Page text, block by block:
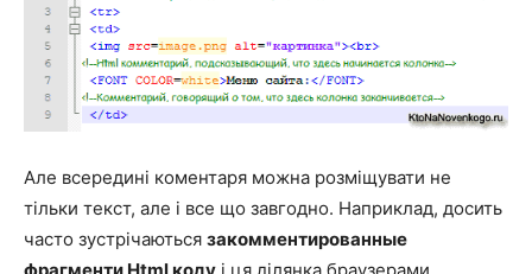
Але всередині коментаря можна розміщувати не
тільки текст, але і все що завгодно. Наприклад, досить
часто зустрічаються закомментированные
фрагменти Html коду і ця ділянка браузерами